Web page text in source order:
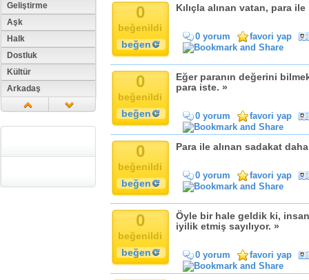
Geliştirme
Aşk
Halk
Dostluk
Kültür
Arkadaş
Din
Zaman
0
beğenildi
beğen
Kılıçla alınan vatan, para ile
0 yorum favori yap
0
beğenildi
beğen
Eğer paranın değerini
para iste. »
0 yorum favori yap
0
beğenildi
beğen
Para ile alınan sadakat
0 yorum favori yap
0
beğenildi
beğen
Öyle bir hale geldik ki,
iyilik etmiş sayılıyor. »
0 yorum favori yap